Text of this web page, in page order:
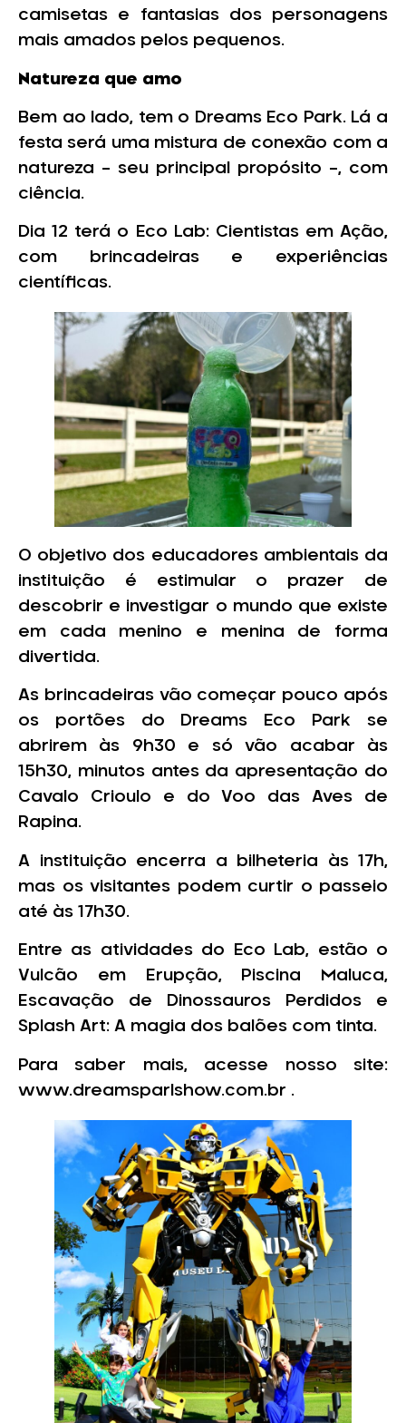
camisetas e fantasias dos personagens
mais amados pelos pequenos.
Natureza que amo
Bem ao lado, tem o Dreams Eco Park. Lá a
festa será uma mistura de conexão com a
natureza – seu principal propósito –, com
ciência.
Dia 12 terá o Eco Lab: Cientistas em Ação,
com brincadeiras e experiências
científicas.
O objetivo dos educadores ambientais da
instituição é estimular o prazer de
descobrir e investigar o mundo que existe
em cada menino e menina de forma
divertida.
As brincadeiras vão começar pouco após
os portões do Dreams Eco Park se
abrirem às 9h30 e só vão acabar às
15h30, minutos antes da apresentação do
Cavalo Crioulo e do Voo das Aves de
Rapina.
A instituição encerra a bilheteria às 17h,
mas os visitantes podem curtir o passeio
até às 17h30.
Entre as atividades do Eco Lab, estão o
Vulcão em Erupção, Piscina Maluca,
Escavação de Dinossauros Perdidos e
Splash Art: A magia dos balões com tinta.
Para saber mais, acesse nosso site:
www.dreamsparlshow.com.br .